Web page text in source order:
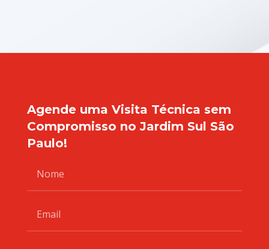
Agende uma Visita Técnica sem
Compromisso no Jardim Sul São
Paulo!